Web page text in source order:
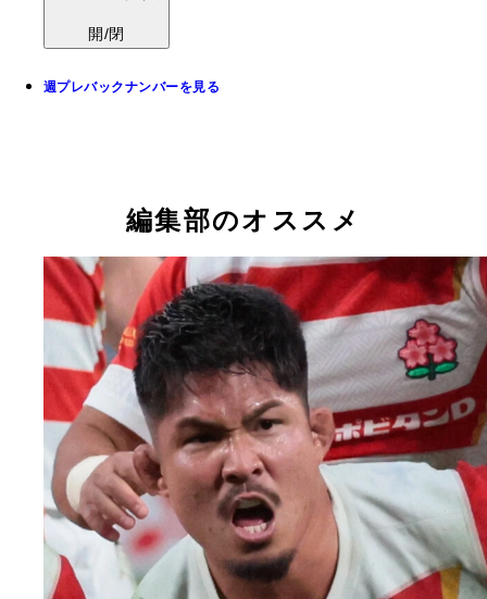
開/閉
週プレバックナンバーを見る
編集部のオススメ